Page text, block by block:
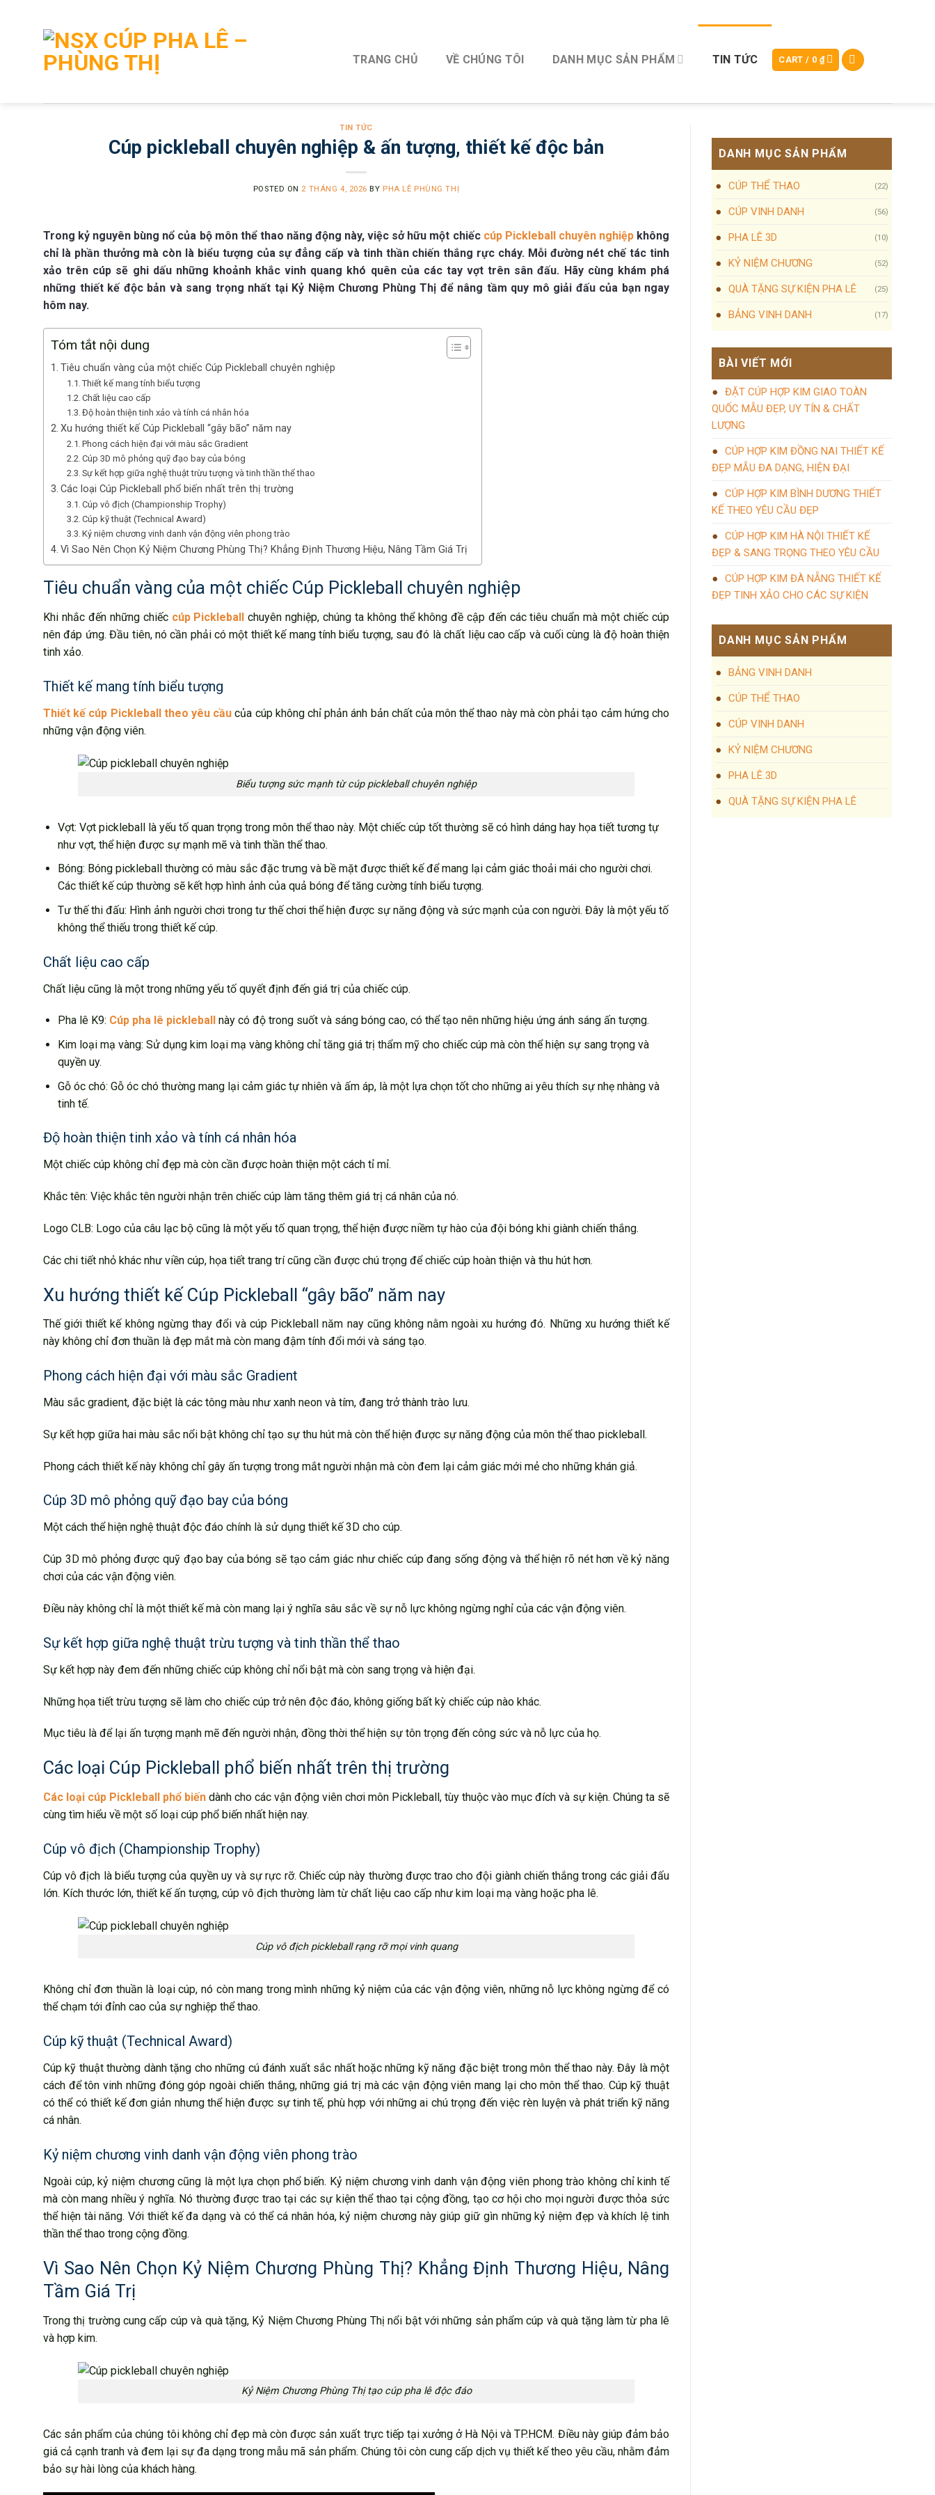
TRANG CHỦ
VỀ CHÚNG TÔI DANH MỤC SẢN PHẨM TIN TỨC CART / 0 ₫
TIN TỨC
Cúp pickleball chuyên nghiệp & ấn tượng, thiết kế độc bản
POSTED ON 2 THÁNG 4, 2026 BY PHA LÊ PHÙNG THỊ
Trong kỷ nguyên bùng nổ của bộ môn thể thao năng động này, việc sở hữu một chiếc cúp Pickleball chuyên nghiệpkhông
chỉ là phần thưởng mà còn là biểu tượng của sự đẳng cấp và tinh thần chiến thắng rực cháy. Mỗi đường nét chế tác tinh
xảo trên cúp sẽ ghi dấu những khoảnh khắc vinh quang khó quên của các tay vợt trên sân đấu. Hãy cùng khám phá
những thiết kế độc bản và sang trọng nhất tại Kỷ Niệm Chương Phùng Thị để nâng tầm quy mô giải đấu của bạn ngay
hôm nay.
Tóm tắt nội dung
Tiêu chuẩn vàng của một chiếc Cúp Pickleball chuyên nghiệp
Thiết kế mang tính biểu tượng
Chất liệu cao cấp
Độ hoàn thiện tinh xảo và tính cá nhân hóa
Xu hướng thiết kế Cúp Pickleball “gây bão” năm nay
Phong cách hiện đại với màu sắc Gradient
Cúp 3D mô phỏng quỹ đạo bay của bóng
Sự kết hợp giữa nghệ thuật trừu tượng và tinh thần thể thao
Các loại Cúp Pickleball phổ biến nhất trên thị trường
Cúp vô địch (Championship Trophy)
Cúp kỹ thuật (Technical Award)
Kỷ niệm chương vinh danh vận động viên phong trào
Vì Sao Nên Chọn Kỷ Niệm Chương Phùng Thị? Khẳng Định Thương Hiệu, Nâng Tầm Giá Trị
Tiêu chuẩn vàng của một chiếc Cúp Pickleball chuyên nghiệp
Khi nhắc đến những chiếc cúp Pickleball
chuyên nghiệp, chúng ta không thể không đề cập đến các tiêu chuẩn mà một chiếc cúp
nên đáp ứng. Đầu tiên, nó cần phải có một thiết kế mang tính biểu tượng, sau đó là chất liệu cao cấp và cuối cùng là độ hoàn thiện
tinh xảo.
Thiết kế mang tính biểu tượng
Thiết kế cúp Pickleball theo yêu cầu của cúp không chỉ phản ánh bản chất của môn thể thao này mà còn phải tạo cảm hứng cho
những vận động viên.
Biểu tượng sức mạnh từ cúp pickleball chuyên nghiệp
Vợt: Vợt pickleball là yếu tố quan trọng trong môn thể thao này. Một chiếc cúp tốt thường sẽ có hình dáng hay họa tiết tương tự
như vợt, thể hiện được sự mạnh mẽ và tinh thần thể thao.
Bóng: Bóng pickleball thường có màu sắc đặc trưng và bề mặt được thiết kế để mang lại cảm giác thoải mái cho người chơi.
Các thiết kế cúp thường sẽ kết hợp hình ảnh của quả bóng để tăng cường tính biểu tượng.
Tư thế thi đấu: Hình ảnh người chơi trong tư thế chơi thể hiện được sự năng động và sức mạnh của con người. Đây là một yếu tố
không thể thiếu trong thiết kế cúp.
Chất liệu cao cấp
Chất liệu cũng là một trong những yếu tố quyết định đến giá trị của chiếc cúp.
Pha lê K9: Cúp pha lê pickleball
này có độ trong suốt và sáng bóng cao, có thể tạo nên những hiệu ứng ánh sáng ấn tượng.
Kim loại mạ vàng: Sử dụng kim loại mạ vàng không chỉ tăng giá trị thẩm mỹ cho chiếc cúp mà còn thể hiện sự sang trọng và
quyền uy.
Gỗ óc chó: Gỗ óc chó thường mang lại cảm giác tự nhiên và ấm áp, là một lựa chọn tốt cho những ai yêu thích sự nhẹ nhàng và
tinh tế.
Độ hoàn thiện tinh xảo và tính cá nhân hóa
Một chiếc cúp không chỉ đẹp mà còn cần được hoàn thiện một cách tỉ mỉ.
Khắc tên: Việc khắc tên người nhận trên chiếc cúp làm tăng thêm giá trị cá nhân của nó.
Logo CLB: Logo của câu lạc bộ cũng là một yếu tố quan trọng, thể hiện được niềm tự hào của đội bóng khi giành chiến thắng.
Các chi tiết nhỏ khác như viền cúp, họa tiết trang trí cũng cần được chú trọng để chiếc cúp hoàn thiện và thu hút hơn.
Xu hướng thiết kế Cúp Pickleball “gây bão” năm nay
Thế giới thiết kế không ngừng thay đổi và cúp Pickleball năm nay cũng không nằm ngoài xu hướng đó. Những xu hướng thiết kế
này không chỉ đơn thuần là đẹp mắt mà còn mang đậm tính đổi mới và sáng tạo.
Phong cách hiện đại với màu sắc Gradient
Màu sắc gradient, đặc biệt là các tông màu như xanh neon và tím, đang trở thành trào lưu.
Sự kết hợp giữa hai màu sắc nổi bật không chỉ tạo sự thu hút mà còn thể hiện được sự năng động của môn thể thao pickleball.
Phong cách thiết kế này không chỉ gây ấn tượng trong mắt người nhận mà còn đem lại cảm giác mới mẻ cho những khán giả.
Cúp 3D mô phỏng quỹ đạo bay của bóng
Một cách thể hiện nghệ thuật độc đáo chính là sử dụng thiết kế 3D cho cúp.
Cúp 3D mô phỏng được quỹ đạo bay của bóng sẽ tạo cảm giác như chiếc cúp đang sống động và thể hiện rõ nét hơn về kỷ năng
chơi của các vận động viên.
Điều này không chỉ là một thiết kế mà còn mang lại ý nghĩa sâu sắc về sự nỗ lực không ngừng nghỉ của các vận động viên.
Sự kết hợp giữa nghệ thuật trừu tượng và tinh thần thể thao
Sự kết hợp này đem đến những chiếc cúp không chỉ nổi bật mà còn sang trọng và hiện đại.
Những họa tiết trừu tượng sẽ làm cho chiếc cúp trở nên độc đáo, không giống bất kỳ chiếc cúp nào khác.
Mục tiêu là để lại ấn tượng mạnh mẽ đến người nhận, đồng thời thể hiện sự tôn trọng đến công sức và nỗ lực của họ.
Các loại Cúp Pickleball phổ biến nhất trên thị trường
Các loại cúp Pickleball phổ biến dành cho các vận động viên chơi môn Pickleball, tùy thuộc vào mục đích và sự kiện. Chúng ta sẽ
cùng tìm hiểu về một số loại cúp phổ biến nhất hiện nay.
Cúp vô địch (Championship Trophy)
Cúp vô địch là biểu tượng của quyền uy và sự rực rỡ. Chiếc cúp này thường được trao cho đội giành chiến thắng trong các giải đấu
lớn. Kích thước lớn, thiết kế ấn tượng, cúp vô địch thường làm từ chất liệu cao cấp như kim loại mạ vàng hoặc pha lê.
Cúp vô địch pickleball rạng rỡ mọi vinh quang
Không chỉ đơn thuần là loại cúp, nó còn mang trong mình những kỷ niệm của các vận động viên, những nỗ lực không ngừng để có
thể chạm tới đỉnh cao của sự nghiệp thể thao.
Cúp kỹ thuật (Technical Award)
Cúp kỹ thuật thường dành tặng cho những cú đánh xuất sắc nhất hoặc những kỹ năng đặc biệt trong môn thể thao này. Đây là một
cách để tôn vinh những đóng góp ngoài chiến thắng, những giá trị mà các vận động viên mang lại cho môn thể thao. Cúp kỹ thuật
có thể có thiết kế đơn giản nhưng thể hiện được sự tinh tế, phù hợp với những ai chú trọng đến việc rèn luyện và phát triển kỹ năng
cá nhân.
Kỷ niệm chương vinh danh vận động viên phong trào
Ngoài cúp, kỷ niệm chương cũng là một lựa chọn phổ biến. Kỷ niệm chương vinh danh vận động viên phong trào không chỉ kinh tế
mà còn mang nhiều ý nghĩa. Nó thường được trao tại các sự kiện thể thao tại cộng đồng, tạo cơ hội cho mọi người được thỏa sức
thể hiện tài năng. Với thiết kế đa dạng và có thể cá nhân hóa, kỷ niệm chương này giúp giữ gìn những kỷ niệm đẹp và khích lệ tinh
thần thể thao trong cộng đồng.
Vì Sao Nên Chọn Kỷ Niệm Chương Phùng Thị? Khẳng Định Thương Hiệu, Nâng
Tầm Giá Trị
Trong thị trường cung cấp cúp và quà tặng, Kỷ Niệm Chương Phùng Thị nổi bật với những sản phẩm cúp và quà tặng làm từ pha lê
và hợp kim.
Kỷ Niệm Chương Phùng Thị tạo cúp pha lê độc đáo
Các sản phẩm của chúng tôi không chỉ đẹp mà còn được sản xuất trực tiếp tại xưởng ở Hà Nội và TP.HCM. Điều này giúp đảm bảo
giá cả cạnh tranh và đem lại sự đa dạng trong mẫu mã sản phẩm. Chúng tôi còn cung cấp dịch vụ thiết kế theo yêu cầu, nhằm đảm
bảo sự hài lòng của khách hàng.
DANH MỤC SẢN PHẨM
CÚP THỂ THAO (22)
CÚP VINH DANH (56)
PHA LÊ 3D (10)
KỶ NIỆM CHƯƠNG (52)
QUÀ TẶNG SỰ KIỆN PHA LÊ (25)
BẢNG VINH DANH (17)
BÀI VIẾT MỚI
ĐẶT CÚP HỢP KIM GIAO TOÀN
QUỐC MẪU ĐẸP, UY TÍN & CHẤT
LƯỢNG
CÚP HỢP KIM ĐỒNG NAI THIẾT KẾ
ĐẸP MẪU ĐA DẠNG, HIỆN ĐẠI
CÚP HỢP KIM BÌNH DƯƠNG THIẾT
KẾ THEO YÊU CẦU ĐẸP
CÚP HỢP KIM HÀ NỘI THIẾT KẾ
ĐẸP & SANG TRỌNG THEO YÊU CẦU
CÚP HỢP KIM ĐÀ NẴNG THIẾT KẾ
ĐẸP TINH XẢO CHO CÁC SỰ KIỆN
DANH MỤC SẢN PHẨM
BẢNG VINH DANH
CÚP THỂ THAO
CÚP VINH DANH
KỶ NIỆM CHƯƠNG
PHA LÊ 3D
QUÀ TẶNG SỰ KIỆN PHA LÊ